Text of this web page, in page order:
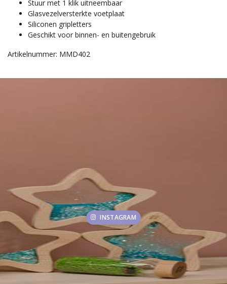
Stuur met 1 klik uitneembaar
Glasvezelversterkte voetplaat
Siliconen gripletters
Geschikt voor binnen- en buitengebruik
Artikelnummer: MMD402
INSTAGRAM